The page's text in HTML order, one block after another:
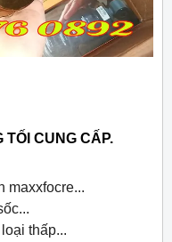
TỐI CUNG CẤP.
maxxfocre...
thấp...